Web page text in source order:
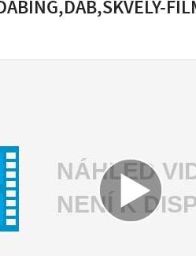
NÁHLED
NENÍ K